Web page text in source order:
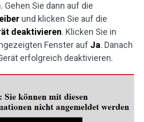
Gehen Sie dann auf die
und klicken Sie auf die
deaktivieren. Klicken Sie in
Fenster auf Ja. Danach
erfolgreich deaktivieren.